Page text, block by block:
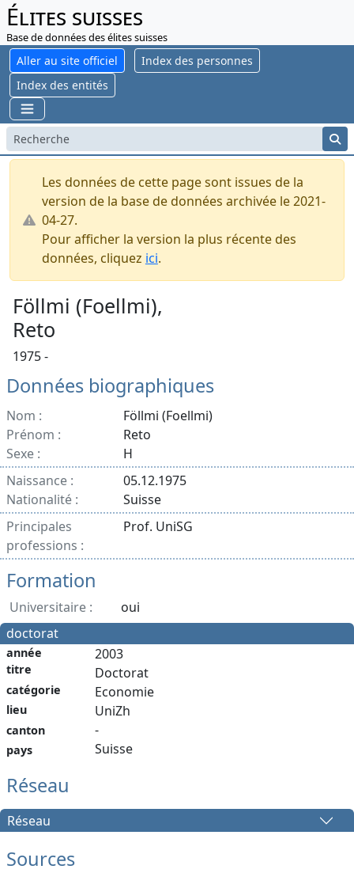
Élites suisses
Base de données des élites suisses
Aller au site officiel
Index des personnes
Index des entités
Les données de cette page sont issues de la
version de la base de données archivée le 2021-
04-27.
Pour afficher la version la plus récente des
données, cliquez ici.
Föllmi (Foellmi),
Reto
1975 -
Données biographiques
Nom :
Föllmi (Foellmi)
Prénom :
Reto
Sexe :
H
Naissance :
05.12.1975
Nationalité :
Suisse
Principales
professions :
Prof. UniSG
Formation
Universitaire :
oui
doctorat
année
titre
catégorie
lieu
canton
pays
2003
Doctorat
Economie
UniZh
-
Suisse
Réseau
Réseau
Sources